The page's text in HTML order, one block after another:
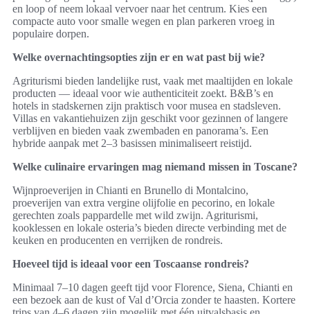
en loop of neem lokaal vervoer naar het centrum. Kies een
compacte auto voor smalle wegen en plan parkeren vroeg in
populaire dorpen.
Welke overnachtingsopties zijn er en wat past bij wie?
Agriturismi bieden landelijke rust, vaak met maaltijden en lokale
producten — ideaal voor wie authenticiteit zoekt. B&B’s en
hotels in stadskernen zijn praktisch voor musea en stadsleven.
Villas en vakantiehuizen zijn geschikt voor gezinnen of langere
verblijven en bieden vaak zwembaden en panorama’s. Een
hybride aanpak met 2–3 basissen minimaliseert reistijd.
Welke culinaire ervaringen mag niemand missen in Toscane?
Wijnproeverijen in Chianti en Brunello di Montalcino,
proeverijen van extra vergine olijfolie en pecorino, en lokale
gerechten zoals pappardelle met wild zwijn. Agriturismi,
kooklessen en lokale osteria’s bieden directe verbinding met de
keuken en producenten en verrijken de rondreis.
Hoeveel tijd is ideaal voor een Toscaanse rondreis?
Minimaal 7–10 dagen geeft tijd voor Florence, Siena, Chianti en
een bezoek aan de kust of Val d’Orcia zonder te haasten. Kortere